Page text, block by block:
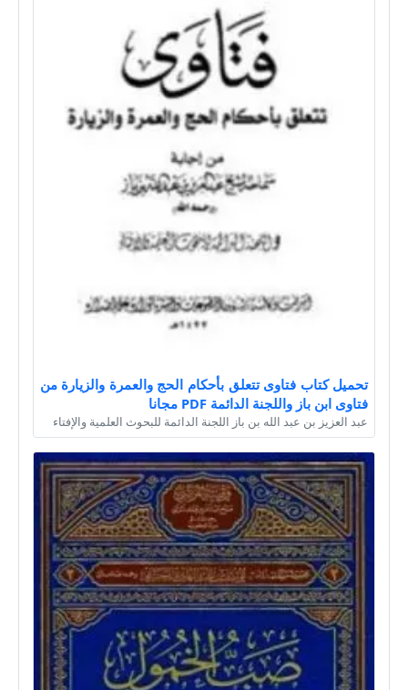
تحميل كتاب فتاوى تتعلق بأحكام الحج والعمرة والزيارة من
فتاوى ابن باز واللجنة الدائمة PDF مجانا
عبد العزيز بن عبد الله بن باز اللجنة الدائمة للبحوث العلمية والإفتاء